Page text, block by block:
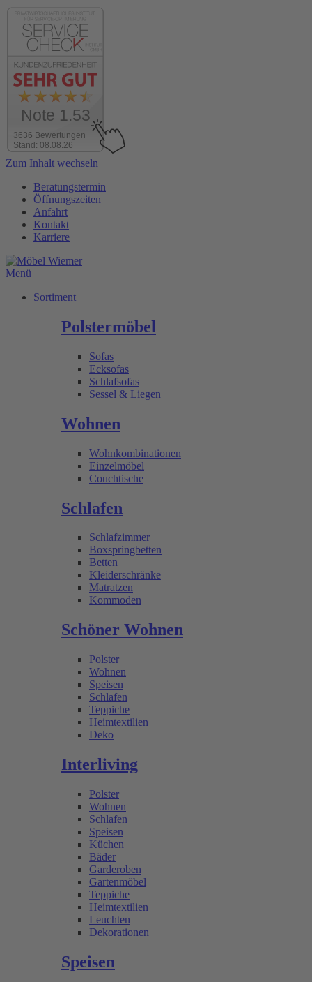
3636 Bewertungen
Stand: 08.08.26
Note 1.53
Zum Inhalt wechseln
Beratungstermin
Öffnungszeiten
Anfahrt
Kontakt
Karriere
Menü
Sortiment
Polstermöbel
Sofas
Ecksofas
Schlafsofas
Sessel & Liegen
Wohnen
Wohnkombinationen
Einzelmöbel
Couchtische
Schlafen
Schlafzimmer
Boxspringbetten
Betten
Kleiderschränke
Matratzen
Kommoden
Schöner Wohnen
Polster
Wohnen
Speisen
Schlafen
Teppiche
Heimtextilien
Deko
Interliving
Polster
Wohnen
Schlafen
Speisen
Küchen
Bäder
Garderoben
Gartenmöbel
Teppiche
Heimtextilien
Leuchten
Dekorationen
Speisen